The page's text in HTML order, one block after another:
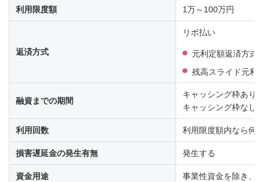
利用限度額 1万～100万円
返済方式
リボ払い
元利定額返済方式
残高スライド元利
融資までの期間
キャッシング枠あり
キャッシング枠なし
利用回数 利用限度額内なら何
損害遅延金の発生有無 発生する
資金用途 事業性資金を除き、